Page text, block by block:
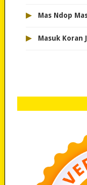
▸ Mas Ndop
▸ Masuk Koran